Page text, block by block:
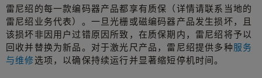
雷尼绍的每一款编码器产品都享有质保（详情请联系当地的
雷尼绍业务代表）。一旦光栅或磁编码器产品发生损坏，且
该损坏非因用户过错原因所致，在质保期内，雷尼绍将予以
回收并替换为新品。对于激光尺产品，雷尼绍提供多种服务
与维修选项，以确保持续运行并显著缩短停机时间。